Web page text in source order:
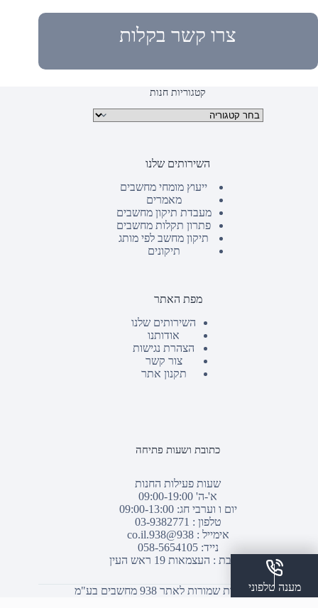
צרו קשר בקלות
קטגוריות חנות
קטגוריות מוצרים
השירותים שלנו
ייעוץ מומחי מחשבים
מאמרים
מעבדת תיקון מחשבים
פתרון תקלות מחשבים
תיקון מחשב לפי מותג
תיקונים
מפת האתר
השירותים שלנו
אודותנו
הצהרת נגישות
צור קשר
תקנון אתר
כתובת ושעות פתיחה
שעות פעילות החנות
א'-ה' 09:00-19:00
יום ו וערבי חג: 09:00-13:00
טלפון : 03-9382771
אימייל :938@938.co.il
נייד: 058-5654105
כתובת : העצמאות 19 ראש העין
© כל הזכויות שמורות לאתר 938 מחשבים בע"מ
מענה טלפוני